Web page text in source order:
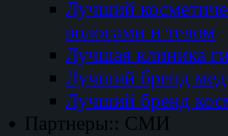
Лучший
волосами и телом
Лучшая клиника
Лучший бренд
Лучший бренд
Партнеры:: СМИ